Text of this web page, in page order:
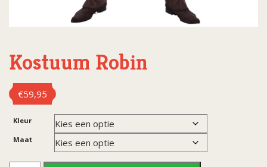
Kostuum Robin
€59,95
Kleur
Maat